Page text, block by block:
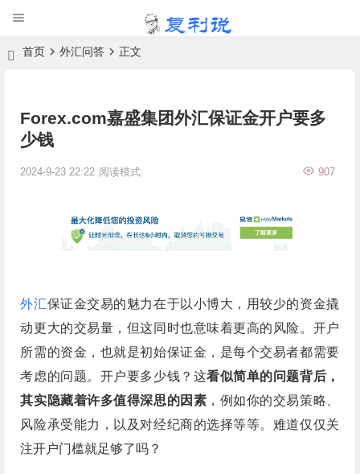
首页 外汇问答 正文
Forex.com嘉盛集团外汇保证金开户要多
少钱
2024-9-23 22:22 907
阅读模式
外汇保证金交易的魅力在于以小博大，用较少的资金撬
动更大的交易量，但这同时也意味着更高的风险。开户
所需的资金，也就是初始保证金，是每个交易者都需要
考虑的问题。开户要多少钱？这看似简单的问题背后，
其实隐藏着许多值得深思的因素 ，例如你的交易策略、
风险承受能力，以及对经纪商的选择等等。难道仅仅关
注开户门槛就足够了吗？